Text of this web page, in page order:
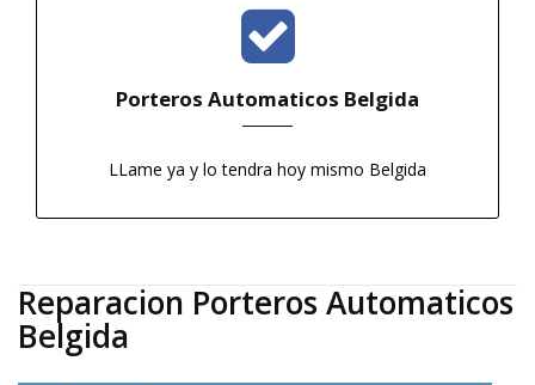
Porteros Automaticos Belgida
LLame ya y lo tendra hoy mismo Belgida
Reparacion Porteros Automaticos
Belgida